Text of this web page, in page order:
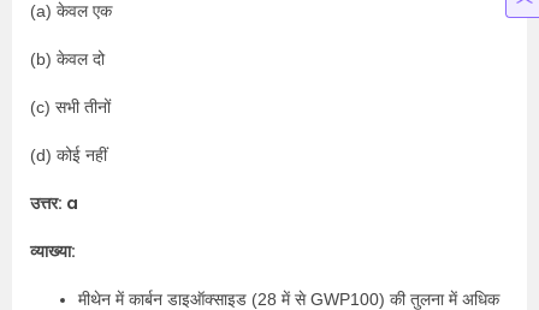
(a) केवल एक
(b) केवल दो
(c) सभी तीनों
(d) कोई नहीं
उत्तर: a
व्याख्या:
मीथेन में कार्बन डाइऑक्साइड (28 में से GWP100) की तुलना में अधिक